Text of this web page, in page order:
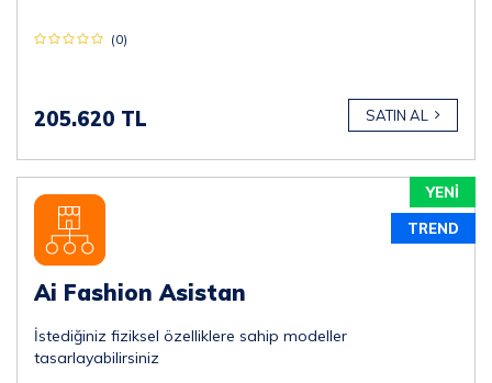
(0)
205.620 TL SATIN AL
Ai Fashion Asistan
İstediğiniz fiziksel özelliklere sahip modeller
tasarlayabilirsiniz
YENİ
TREND